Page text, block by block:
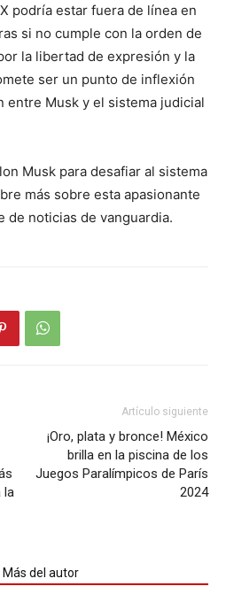
podría estar fuera de línea en
si no cumple con la orden de
la libertad de expresión y la
ser un punto de inflexión
entre Musk y el sistema judicial
Musk para desafiar al sistema
más sobre esta apasionante
de noticias de vanguardia.
la
Artículo siguiente
¡Oro, plata y bronce! México
brilla en la piscina de los
Juegos Paralímpicos de París
2024
Más del autor